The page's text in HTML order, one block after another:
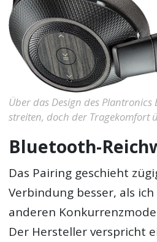
Über das Design des Plantronics
streiten, doch der Tragekomfort
Bluetooth-
Das Pairing geschieht
Verbindung besser, als
anderen
Der Hersteller verspricht